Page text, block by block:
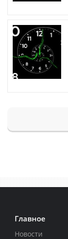
Главное
Новости